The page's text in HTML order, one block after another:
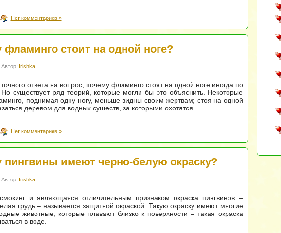
Нет комментариев »
фламинго стоит на одной ноге?
Автор: Irishka
ответа на вопрос, почему фламинго стоят на одной ноге иногда по
Но существует ряд теорий, которые могли бы это объяснить. Некоторые
поднимая одну ногу, меньше видны своим жертвам; стоя на одной
деревом для водных существ, за которыми охотятся.
Нет комментариев »
пингвины имеют черно-белую окраску?
Автор: Irishka
и являющаяся отличительным признаком окраска пингвинов –
грудь – называется защитной окраской. Такую окраску имеют многие
животные, которые плавают близко к поверхности – такая окраска
в воде.